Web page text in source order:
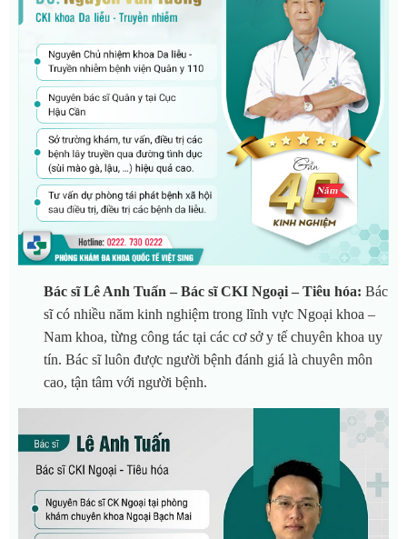
Bác sĩ Lê Anh Tuấn – Bác sĩ CKI Ngoại – Tiêu hóa: Bác
sĩ có nhiều năm kinh nghiệm trong lĩnh vực Ngoại khoa –
Nam khoa, từng công tác tại các cơ sở y tế chuyên khoa uy
tín. Bác sĩ luôn được người bệnh đánh giá là chuyên môn
cao, tận tâm với người bệnh.